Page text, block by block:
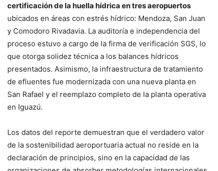
certificación de la huella hídrica en tres aeropuertos
ubicados en áreas con estrés hídrico: Mendoza, San Juan
y Comodoro Rivadavia. La auditoría e independencia del
proceso estuvo a cargo de la firma de verificación SGS, lo
que otorga solidez técnica a los balances hídricos
presentados. Asimismo, la infraestructura de tratamiento
de efluentes fue modernizada con una nueva planta en
San Rafael y el reemplazo completo de la planta operativa
en Iguazú.
Los datos del reporte demuestran que el verdadero valor
de la sostenibilidad aeroportuaria actual no reside en la
declaración de principios, sino en la capacidad de las